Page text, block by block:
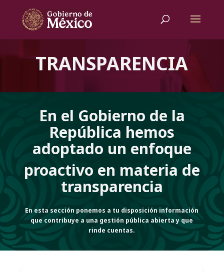
TRANSPARENCIA
En el Gobierno de la
República hemos
adoptado un enfoque
proactivo en materia de
transparencia
En esta sección ponemos a tu disposición información
que contribuye a una gestión pública abierta y que
rinde cuentas.